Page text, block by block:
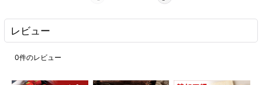
レビュー
0件のレビュー